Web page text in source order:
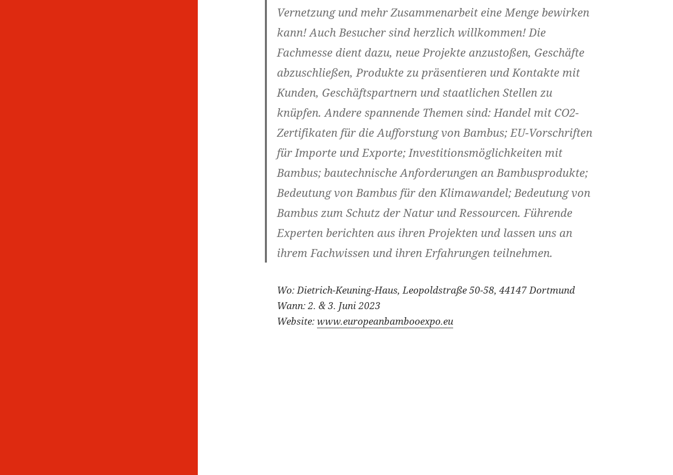
Vernetzung und mehr Zusammenarbeit eine Menge bewirken
kann! Auch Besucher sind herzlich willkommen! Die
Fachmesse dient dazu, neue Projekte anzustoßen, Geschäfte
abzuschließen, Produkte zu präsentieren und Kontakte mit
Kunden, Geschäftspartnern und staatlichen Stellen zu
knüpfen. Andere spannende Themen sind: Handel mit CO2-
Zertifikaten für die Aufforstung von Bambus; EU-Vorschriften
für Importe und Exporte; Investitionsmöglichkeiten mit
Bambus; bautechnische Anforderungen an Bambusprodukte;
Bedeutung von Bambus für den Klimawandel; Bedeutung von
Bambus zum Schutz der Natur und Ressourcen. Führende
Experten berichten aus ihren Projekten und lassen uns an
ihrem Fachwissen und ihren Erfahrungen teilnehmen.
Wo: Dietrich-Keuning-Haus, Leopoldstraße 50-58, 44147 Dortmund
Wann: 2. & 3. Juni 2023
Website:www.europeanbambooexpo.eu